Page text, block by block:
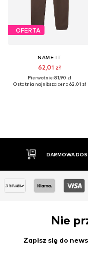
OFERTA
NAME IT
62,01 zł
Pierwotnie: 81,90 zł
Ostatnia najniższa cena:62,01 zł
30
Nie
Zapisz się do